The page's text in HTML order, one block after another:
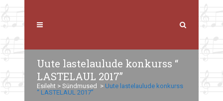
Uute lastelaulude konkurss “
LASTELAUL 2017”
Esileht > Sündmused > Uute lastelaulude konkurss
“ LASTELAUL 2017”